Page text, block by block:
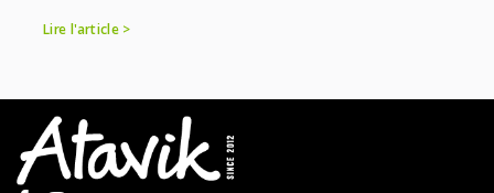
Lire l'article >